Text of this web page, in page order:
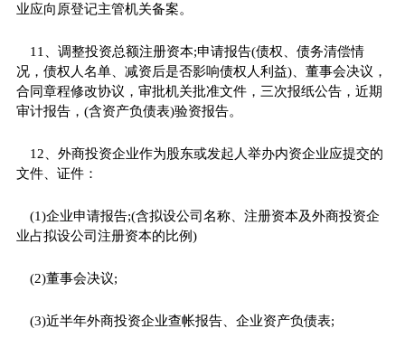
业应向原登记主管机关备案。
11、调整投资总额注册资本;申请报告(债权、债务清偿情
况，债权人名单、减资后是否影响债权人利益)、董事会决议，
合同章程修改协议，审批机关批准文件，三次报纸公告，近期
审计报告，(含资产负债表)验资报告。
12、外商投资企业作为股东或发起人举办内资企业应提交的
文件、证件：
(1)企业申请报告;(含拟设公司名称、注册资本及外商投资企
业占拟设公司注册资本的比例)
(2)董事会决议;
(3)近半年外商投资企业查帐报告、企业资产负债表;